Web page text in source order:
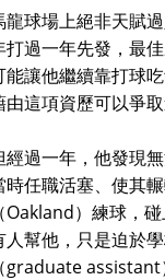
龍球場上絕非天賦
打過一年先發，最
能讓他繼續靠打球
由這項資歷可以爭取
經過一年，他發現
時任職活塞、使其
（Oakland）練球，
人幫他，只是迫於
（graduate